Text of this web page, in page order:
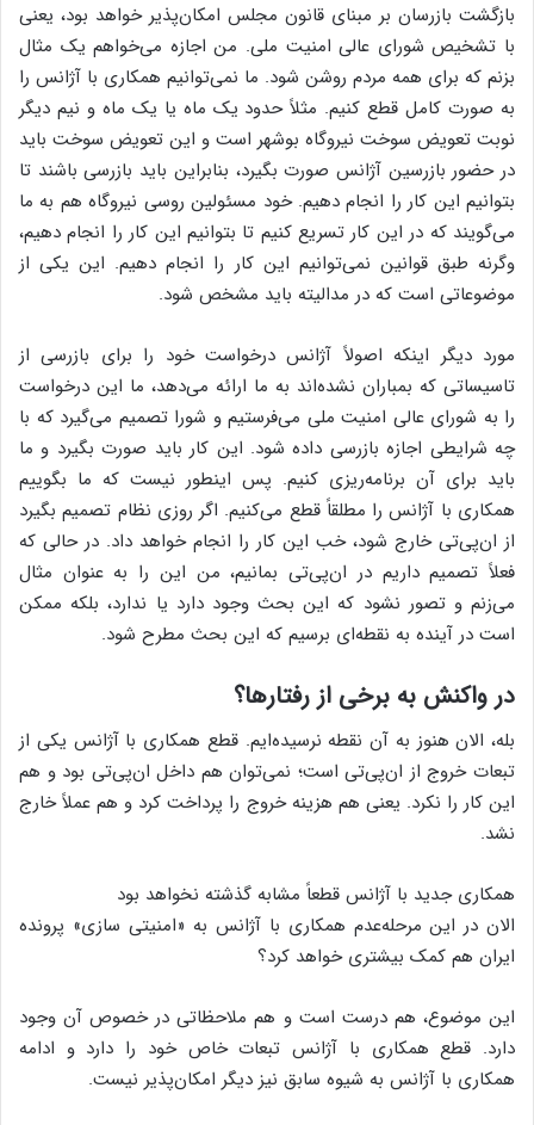
بازگشت بازرسان بر مبنای قانون مجلس امکان‌پذیر خواهد بود، یعنی
با تشخیص شورای عالی امنیت ملی. من اجازه می‌خواهم یک مثال
بزنم که برای همه مردم روشن شود. ما نمی‌توانیم همکاری با آژانس را
به صورت کامل قطع کنیم. مثلاً حدود یک ماه یا یک ماه و نیم دیگر
نوبت تعویض سوخت نیروگاه بوشهر است و این تعویض سوخت باید
در حضور بازرسین آژانس صورت بگیرد، بنابراین باید بازرسی باشند تا
بتوانیم این کار را انجام دهیم. خود مسئولین روسی نیروگاه هم به ما
می‌گویند که در این کار تسریع کنیم تا بتوانیم این کار را انجام دهیم،
وگرنه طبق قوانین نمی‌توانیم این کار را انجام دهیم. این یکی از
موضوعاتی است که در مدالیته باید مشخص شود.
مورد دیگر اینکه اصولاً آژانس درخواست خود را برای بازرسی از
تاسیساتی که بمباران نشده‌اند به ما ارائه می‌دهد، ما این درخواست
را به شورای عالی امنیت ملی می‌فرستیم و شورا تصمیم می‌گیرد که با
چه شرایطی اجازه بازرسی داده شود. این کار باید صورت بگیرد و ما
باید برای آن برنامه‌ریزی کنیم. پس اینطور نیست که ما بگوییم
همکاری با آژانس را مطلقاً قطع می‌کنیم. اگر روزی نظام تصمیم بگیرد
از ان‌پی‌تی خارج شود، خب این کار را انجام خواهد داد. در حالی که
فعلاً تصمیم داریم در ان‌پی‌تی بمانیم، من این را به عنوان مثال
می‌زنم و تصور نشود که این بحث وجود دارد یا ندارد، بلکه ممکن
است در آینده به نقطه‌ای برسیم که این بحث مطرح شود.
در واکنش به برخی از رفتارها؟
بله، الان هنوز به آن نقطه نرسیده‌ایم. قطع همکاری با آژانس یکی از
تبعات خروج از ان‌پی‌تی است؛ نمی‌توان هم داخل ان‌پی‌تی بود و هم
این کار را نکرد. یعنی هم هزینه خروج را پرداخت کرد و هم عملاً خارج
نشد.
همکاری جدید با آژانس قطعاً مشابه گذشته نخواهد بود
الان در این مرحله‌عدم همکاری با آژانس به «امنیتی سازی» پرونده
ایران هم کمک بیشتری خواهد کرد؟
این موضوع، هم درست است و هم ملاحظاتی در خصوص آن وجود
دارد. قطع همکاری با آژانس تبعات خاص خود را دارد و ادامه
همکاری با آژانس به شیوه سابق نیز دیگر امکان‌پذیر نیست.